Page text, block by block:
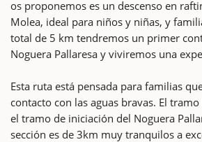
os proponemos es un descenso en
Molea, ideal para niños y niñas, y
total de 5 km tendremos un primer
Noguera Pallaresa y viviremos una
Esta ruta está pensada para familias
contacto con las aguas bravas. El
el tramo de iniciación del Noguera
sección es de 3km muy tranquilos a